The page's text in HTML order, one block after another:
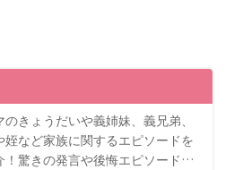
のきょうだいや義姉妹、義兄弟、
姪など家族に関するエピソードを
！驚きの発言や後悔エピソード…